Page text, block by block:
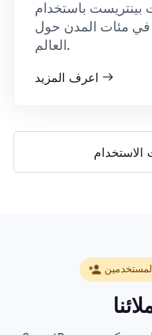
بينتريست باستخدام
في مئات المدن حول
العالم.
اعرف المزيد
الاستخدام